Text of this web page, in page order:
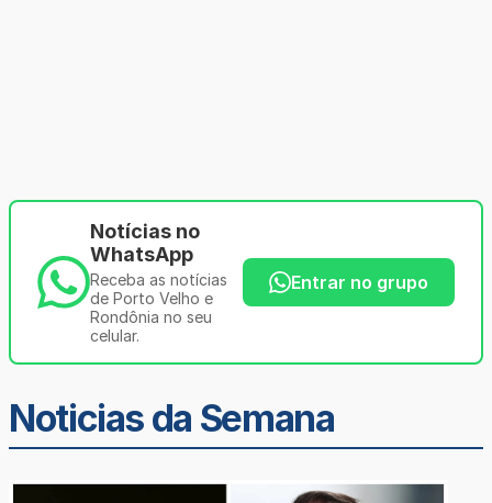
Notícias no
WhatsApp
Receba as notícias
de Porto Velho e
Rondônia no seu
celular.
Entrar no grupo
Noticias da Semana